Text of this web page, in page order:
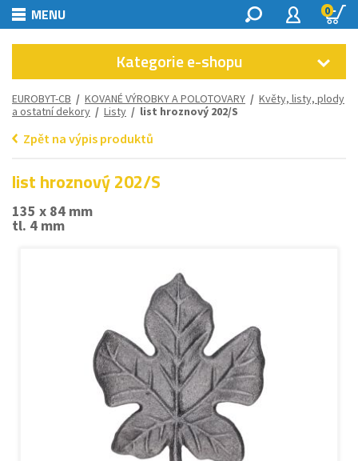
MENU 0
Kategorie e-shopu
EUROBYT-CB / KOVANÉ VÝROBKY A POLOTOVARY / Květy, listy, plody
a ostatní dekory / Listy / list hroznový 202/S
Zpět na výpis produktů
list hroznový 202/S
135 x 84 mm
tl. 4 mm